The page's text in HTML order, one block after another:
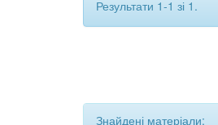
Результати 1-1 зі 1.
Знайдені матеріали: